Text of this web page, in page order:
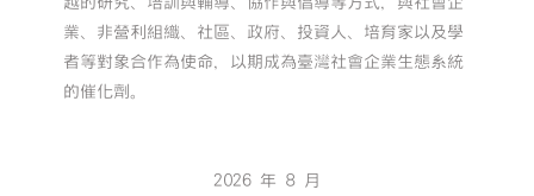
業、非營利組織、社區、政府、投資人、培育家以及學
者等對象合作為使命，以期成為臺灣社會企業生態系統
的催化劑。
2026 年 8 月